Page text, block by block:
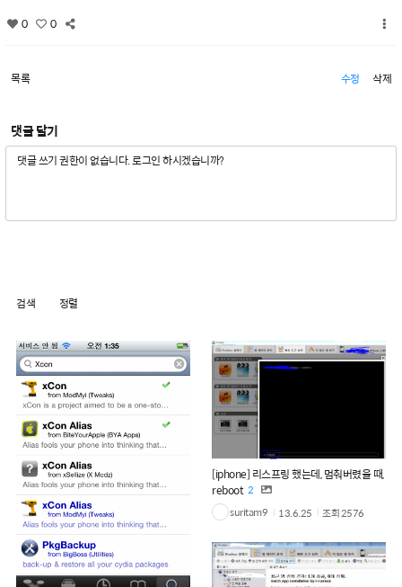
0 0
목록 수정 삭제
댓글 달기
검색 정렬
[iphone] 리스프링 했는데, 멈춰버렸을 때,
reboot 2
suritam9
13.6.25 조회2576